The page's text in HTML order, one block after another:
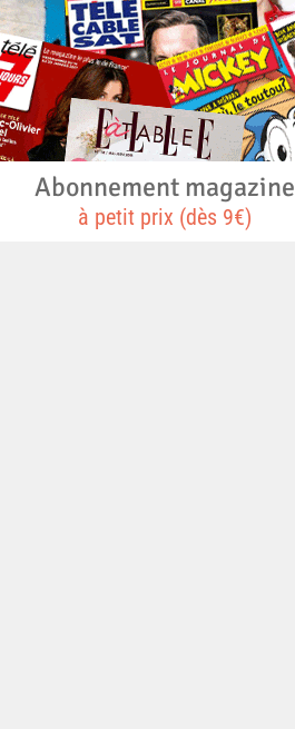
Abonnement magazine
à petit prix (dès 9€)